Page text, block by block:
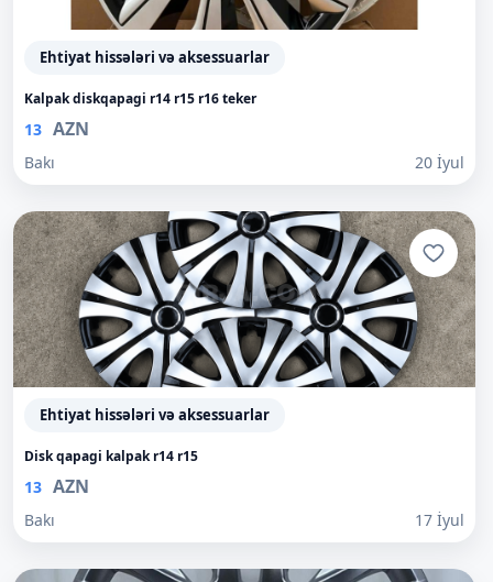
Ehtiyat hissələri və aksessuarlar
Kalpak diskqapagi r14 r15 r16 teker
13 AZN
Bakı 20 İyul
Ehtiyat hissələri və aksessuarlar
Disk qapagi kalpak r14 r15
13 AZN
Bakı 17 İyul